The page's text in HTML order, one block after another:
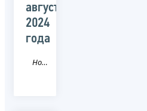
августа
2024
года
Новость